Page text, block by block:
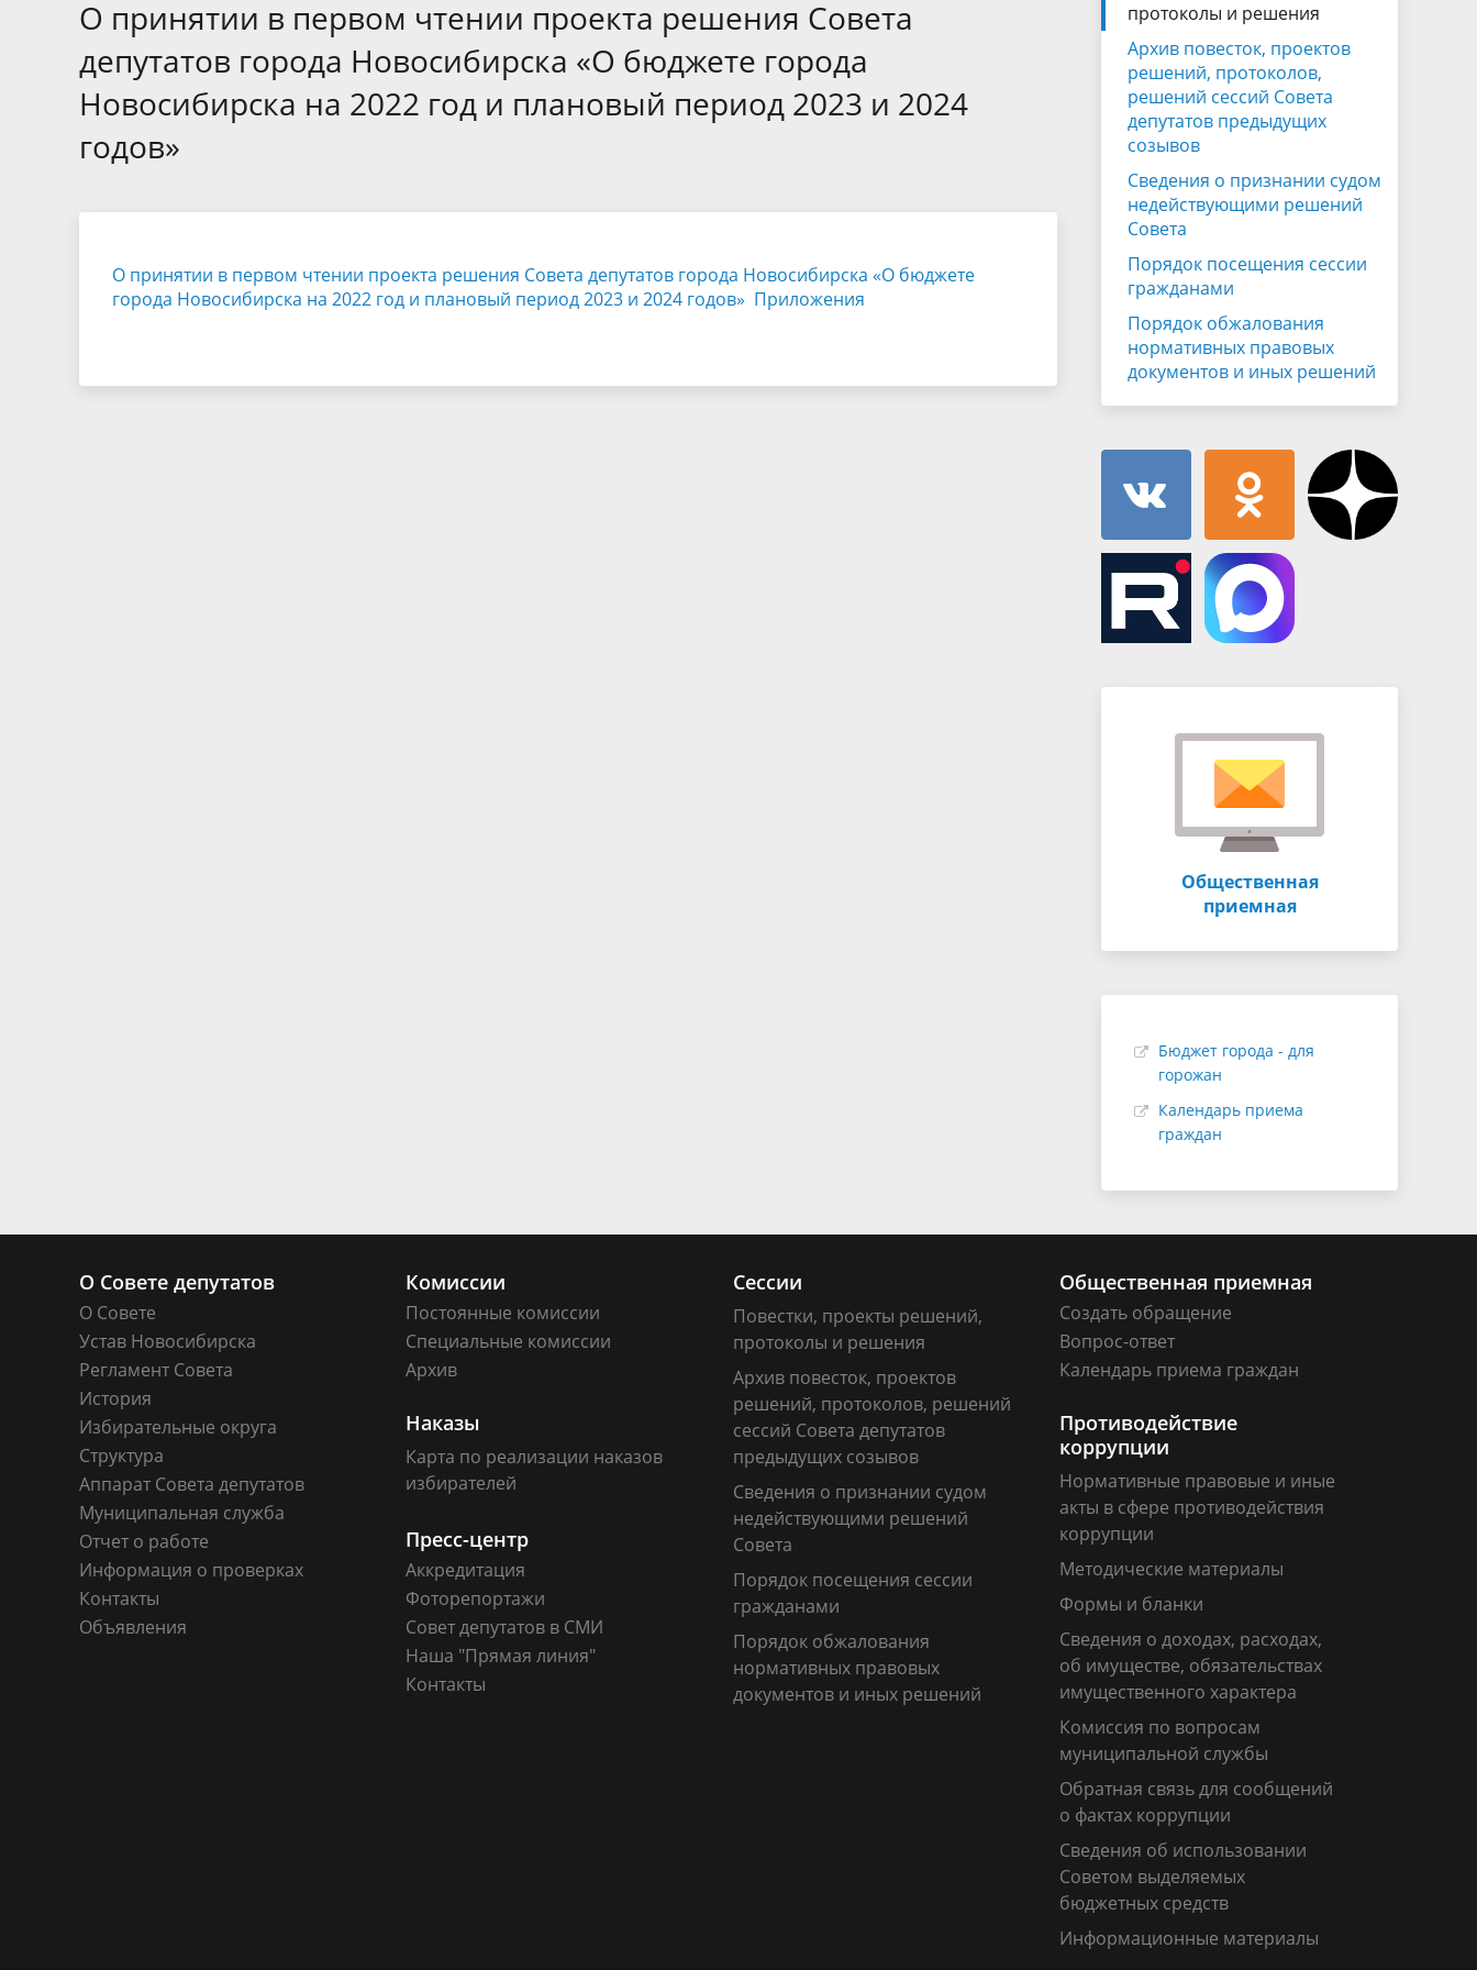
Аппарат Совета депутатов
Муниципальная служба
Информация о проверках Объявления
депутатов предыдущих созывов
правовых документов и иных
решений
имущественного характера
Комиссия по вопросам
муниципальной службы
Обратная связь для сообщений о
фактах коррупции
Сведения об использовании Советом
выделяемых бюджетных средств
Информационные материалы
О принятии в первом чтении проекта решения Совета
депутатов города Новосибирска «О бюджете города
Новосибирска на 2022 год и плановый период 2023 и 2024
годов»
О принятии в первом чтении проекта решения Совета депутатов города Новосибирска «О бюджете
города Новосибирска на 2022 год и плановый период 2023 и 2024 годов» Приложения
протоколы и решения
Архив повесток, проектов
решений, протоколов,
решений сессий Совета
депутатов предыдущих
созывов
Сведения о признании судом
недействующими решений
Совета
Порядок посещения сессии
гражданами
Порядок обжалования
нормативных правовых
документов и иных решений
Общественная
приемная
Бюджет города - для
горожан
Календарь приема
граждан
О Совете депутатов
О Совете
Устав Новосибирска
Регламент Совета
История
Избирательные округа
Структура
Аппарат Совета депутатов
Муниципальная служба
Отчет о работе
Информация о проверках
Контакты
Объявления
Комиссии
Постоянные комиссии
Специальные комиссии
Архив
Сессии
Повестки, проекты решений,
протоколы и решения
Архив повесток, проектов
решений, протоколов, решений
сессий Совета депутатов
предыдущих созывов
Сведения о признании судом
недействующими решений
Совета
Порядок посещения сессии
гражданами
Порядок обжалования
нормативных правовых
документов и иных решений
Общественная приемная
Создать обращение
Вопрос-ответ
Календарь приема граждан
Наказы
Карта по реализации наказов
избирателей
Противодействие
коррупции
Нормативные правовые и иные
акты в сфере противодействия
коррупции
Методические материалы
Формы и бланки
Сведения о доходах, расходах,
об имуществе, обязательствах
имущественного характера
Комиссия по вопросам
муниципальной службы
Обратная связь для сообщений
о фактах коррупции
Сведения об использовании
Советом выделяемых
бюджетных средств
Информационные материалы
Пресс-центр
Аккредитация
Фоторепортажи
Совет депутатов в СМИ
Наша "Прямая линия"
Контакты